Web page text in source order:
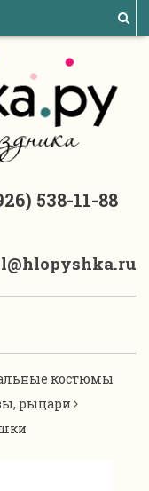
538-11-88
костюмы
рыцари